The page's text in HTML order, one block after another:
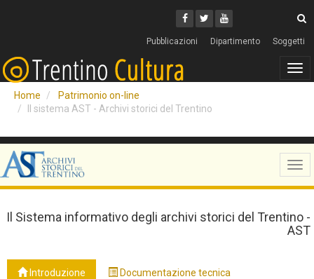
Facebook
Twitter
Youtube
Pubblicazioni Dipartimento Soggetti
Home
Patrimonio on-line
Il sistema AST - Archivi storici del Trentino
Il Sistema informativo degli archivi storici del Trentino -
AST
Introduzione Documentazione tecnica